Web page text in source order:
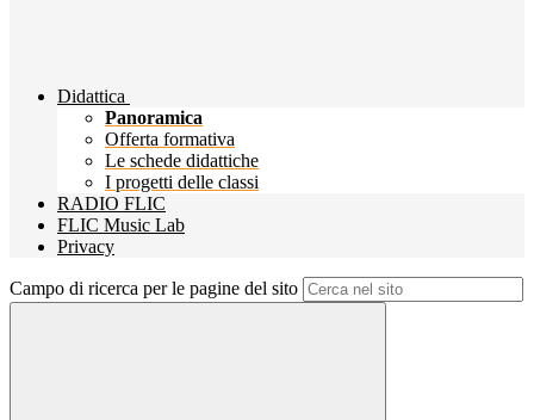
Didattica
Panoramica
Offerta formativa
Le schede didattiche
I progetti delle classi
RADIO FLIC
FLIC Music Lab
Privacy
Campo di ricerca per le pagine del sito